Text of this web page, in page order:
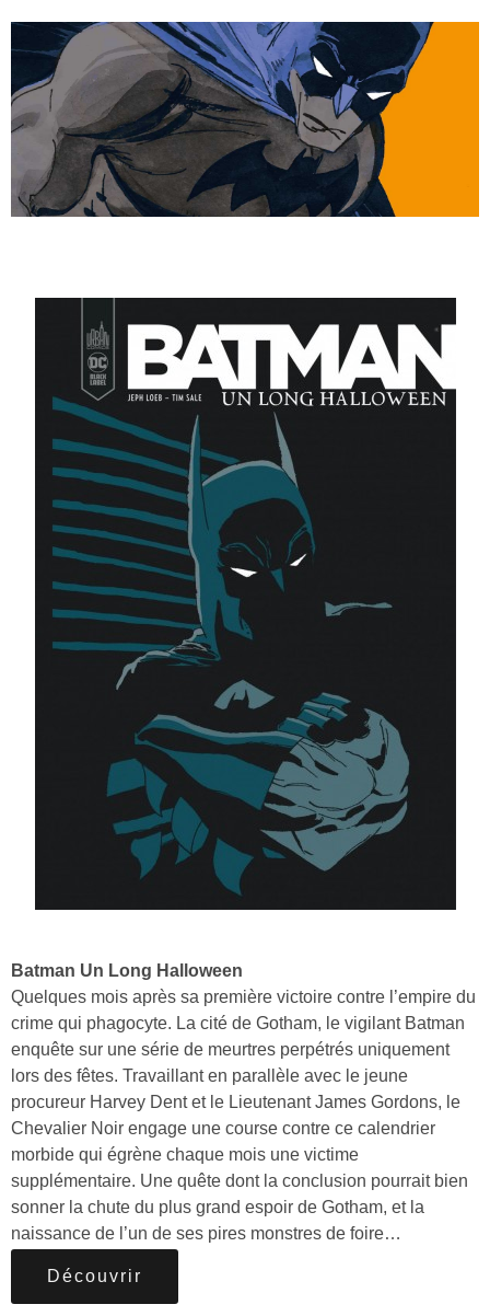
Batman Un Long Halloween
Quelques mois après sa première victoire contre l’empire du
crime qui phagocyte. La cité de Gotham, le vigilant Batman
enquête sur une série de meurtres perpétrés uniquement
lors des fêtes. Travaillant en parallèle avec le jeune
procureur Harvey Dent et le Lieutenant James Gordons, le
Chevalier Noir engage une course contre ce calendrier
morbide qui égrène chaque mois une victime
supplémentaire. Une quête dont la conclusion pourrait bien
sonner la chute du plus grand espoir de Gotham, et la
naissance de l’un de ses pires monstres de foire…
Découvrir